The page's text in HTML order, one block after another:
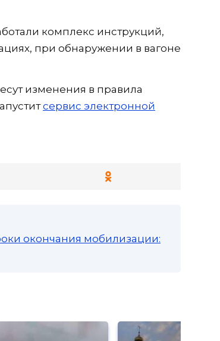
комплекс инструкций,
при обнаружении в вагоне
изменения в правила
сервис электронной
окончания мобилизации: